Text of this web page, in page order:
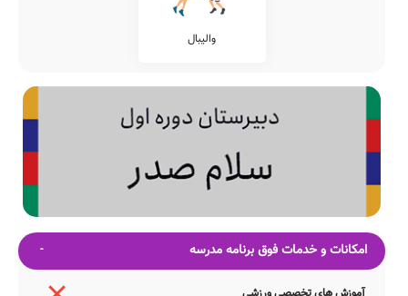
والیبال
امکانات و خدمات فوق برنامه مدرسه